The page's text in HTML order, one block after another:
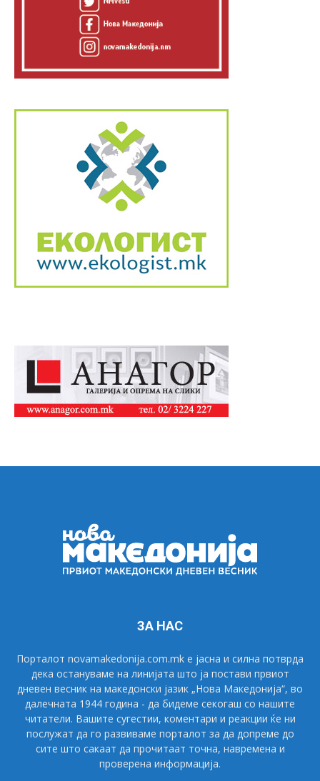
ЗА НАС
Порталот novamakedonija.com.mk е јасна и силна потврда
дека остануваме на линијата што ја постави првиот
дневен весник на македонски јазик „Нова Македонија“, во
далечната 1944 година - да бидеме секогаш со нашите
читатели. Вашите сугестии, коментари и реакции ќе ни
послужат да го развиваме порталот за да допреме до
сите што сакаат да прочитаат точна, навремена и
проверена информација.